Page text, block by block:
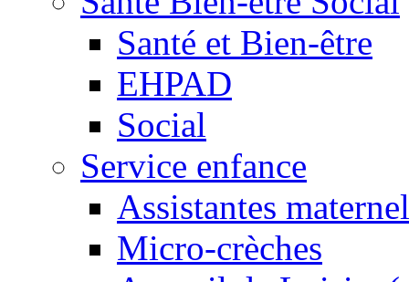
Santé et Bien-être
EHPAD
Social
Service enfance
Assistantes
Micro-crèches